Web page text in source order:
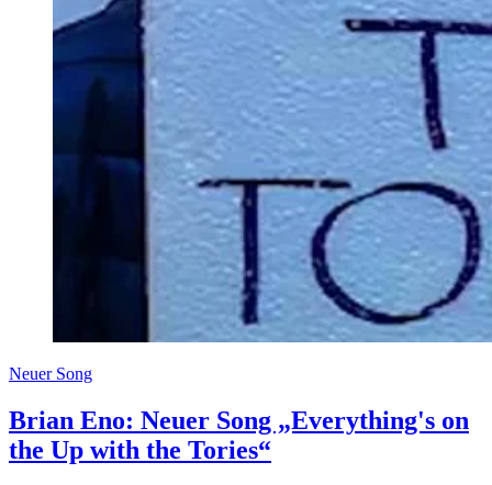
Neuer Song
Brian Eno: Neuer Song „Everything's on
the Up with the Tories“